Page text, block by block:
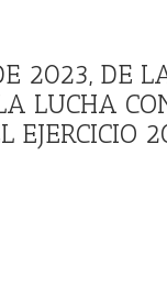
2023, DE
LUCHA
EJERCICIO